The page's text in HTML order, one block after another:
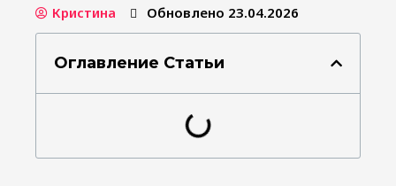
Кристина Обновлено 23.04.2026
Оглавление Статьи